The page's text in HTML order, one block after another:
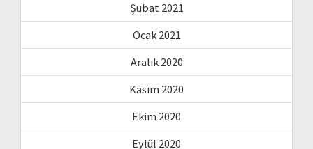
Şubat 2021
Ocak 2021
Aralık 2020
Kasım 2020
Ekim 2020
Eylül 2020